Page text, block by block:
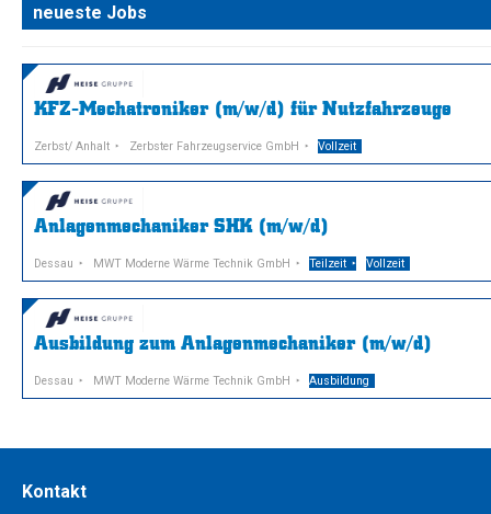
neueste Jobs
KFZ-Mechatroniker (m/w/d) für Nutzfahrzeuge
Zerbst/ Anhalt Zerbster Fahrzeugservice GmbH Vollzeit
Anlagenmechaniker SHK (m/w/d)
Dessau MWT Moderne Wärme Technik GmbH Teilzeit Vollzeit
Ausbildung zum Anlagenmechaniker (m/w/d)
Dessau MWT Moderne Wärme Technik GmbH Ausbildung
Kontakt